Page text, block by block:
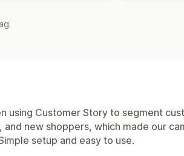
using Customer Story to segment
and new shoppers, which made our
setup and easy to use.